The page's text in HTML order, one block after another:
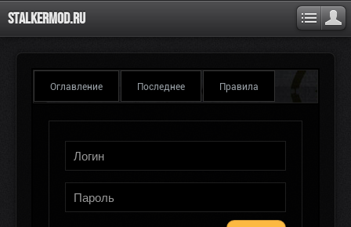
Stalkermod.ru
Оглавление Последнее Правила